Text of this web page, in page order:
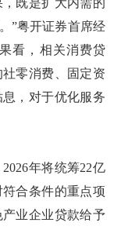
”粤开证券首席经
看，相关消费贷
零消费、固定资
，对于优化服务
年将统筹22亿
合条件的重点项
业企业贷款给予